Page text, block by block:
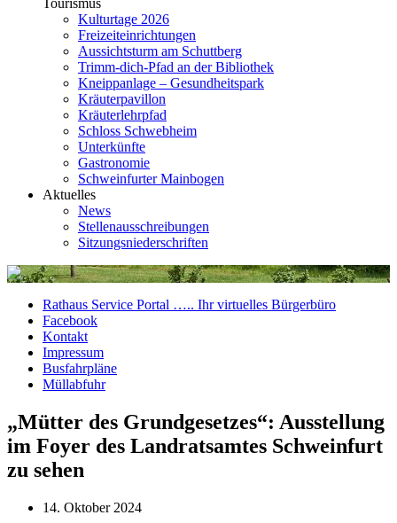
Tourismus
Kulturtage 2026
Freizeiteinrichtungen
Aussichtsturm am Schuttberg
Trimm-dich-Pfad an der Bibliothek
Kneippanlage – Gesundheitspark
Kräuterpavillon
Kräuterlehrpfad
Schloss Schwebheim
Unterkünfte
Gastronomie
Schweinfurter Mainbogen
Aktuelles
News
Stellenausschreibungen
Sitzungsniederschriften
Rathaus Service Portal ….. Ihr virtuelles Bürgerbüro
Facebook
Kontakt
Impressum
Busfahrpläne
Müllabfuhr
„Mütter des Grundgesetzes“: Ausstellung
im Foyer des Landratsamtes Schweinfurt
zu sehen
14. Oktober 2024